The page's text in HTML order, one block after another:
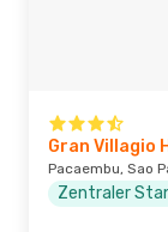
Gran Villagio
Pacaembu, Sao
Zentraler